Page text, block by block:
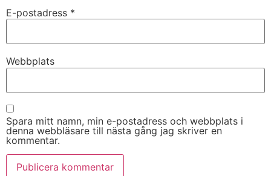
E-postadress *
Webbplats
Spara mitt namn, min e-postadress och webbplats i
denna webbläsare till nästa gång jag skriver en
kommentar.